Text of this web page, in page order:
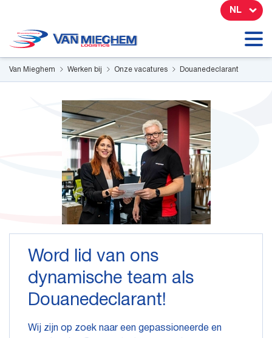
NL
Van Mieghem Werken bij Onze vacatures Douanedeclarant
Word lid van ons
dynamische team als
Douanedeclarant!
Wij zijn op zoek naar een gepassioneerde en